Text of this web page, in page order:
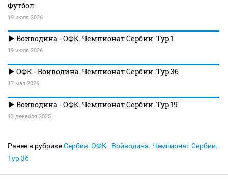
Футбол
19 июля 2026
Войводина - ОФК. Чемпионат Сербии. Тур 1
19 июля 2026
ОФК - Войводина. Чемпионат Сербии. Тур 36
17 мая 2026
Войводина - ОФК. Чемпионат Сербии. Тур 19
13 декабря 2025
Ранее в рубрикеСербия:ОФК - Войводина. Чемпионат Сербии.
Тур 36